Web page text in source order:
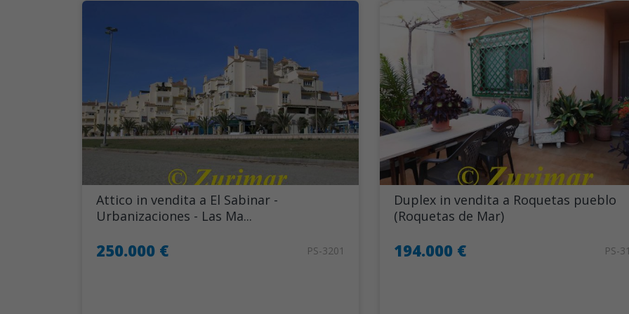
Attico in vendita a El Sabinar -
Urbanizaciones - Las Ma...
250.000 € PS-3201
Duplex in vendita a Roquetas pueblo
(Roquetas de Mar)
194.000 € PS-